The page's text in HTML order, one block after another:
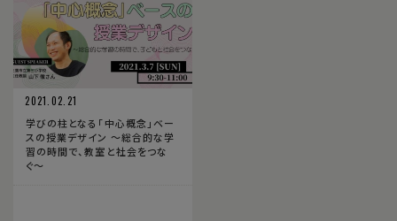
開
す
る
2021.02.21
学びの柱となる「中心概念」ベー
スの授業デザイン 〜総合的な学
習の時間で、教室と社会をつな
ぐ〜